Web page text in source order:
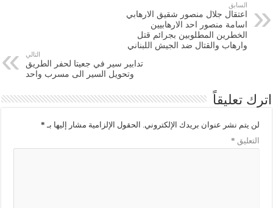
السابق
اعتقال جلال منصور شقيق الارهابي
اسامة منصور احد الارهابيين
الخطرين المطلوبين بجرائم قتل
وارهاب والقتال ضد الجيش اللبناني
التالي
تدابير سير في جعيتا لحفر الطريق
وتحويل السير الى مسرب واحد
اترك تعليقاً
لن يتم نشر عنوان بريدك الإلكتروني. الحقول الإلزامية مشار إليها بـ *
التعليق *